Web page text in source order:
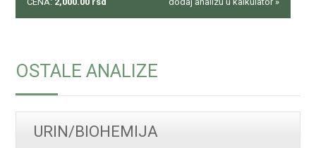
OSTALE ANALIZE
URIN/BIOHEMIJA